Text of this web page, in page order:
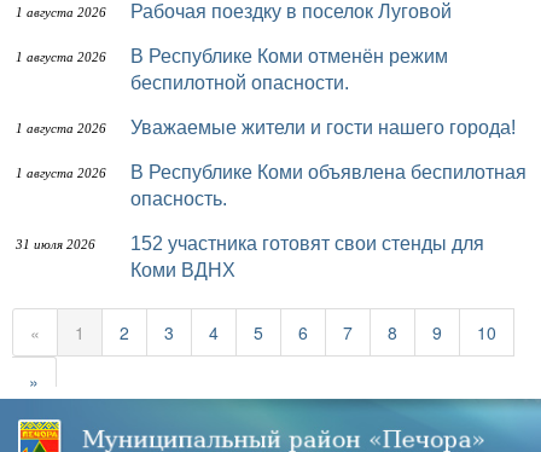
1 августа 2026 Рабочая поездку в поселок Луговой
1 августа 2026
В Республике Коми отменён режим
беспилотной опасности.
1 августа 2026 Уважаемые жители и гости нашего города!
1 августа 2026
В Республике Коми объявлена беспилотная
опасность.
31 июля 2026
152 участника готовят свои стенды для
Коми ВДНХ
« 1 2 3 4 5 6 7 8 9
10
»